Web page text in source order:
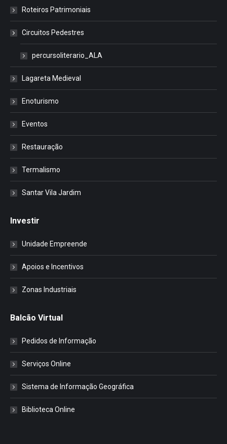
Roteiros Patrimoniais
Circuitos Pedestres
percursoliterario_ALA
Lagareta Medieval
Enoturismo
Eventos
Restauração
Termalismo
Santar Vila Jardim
Investir
Unidade Empreende
Apoios e Incentivos
Zonas Industriais
Balcão Virtual
Pedidos de Informação
Serviços Online
Sistema de Informação Geográfica
Biblioteca Online